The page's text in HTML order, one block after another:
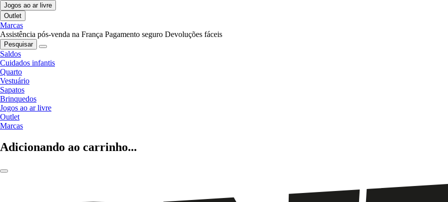
Jogos ao ar livre
Outlet
Marcas
Assistência pós-venda na França Pagamento seguro Devoluções fáceis
Pesquisar
Saldos
Cuidados infantis
Quarto
Vestuário
Sapatos
Brinquedos
Jogos ao ar livre
Outlet
Marcas
Adicionando ao carrinho...